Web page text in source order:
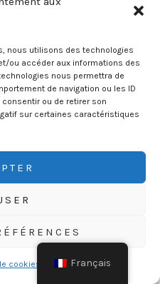
nous utilisons des technologies
ou accéder aux informations des
nous permettra de
de navigation ou les ID
ou de retirer son
sur certaines caractéristiques
cookies
Les Explorateurs Ludiques
Français